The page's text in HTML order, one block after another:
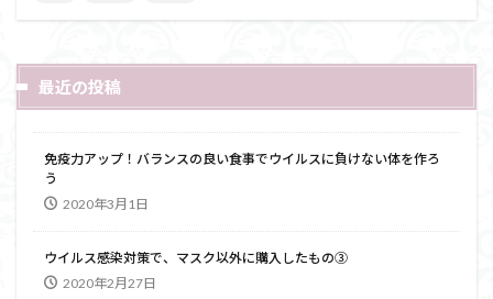
最近の投稿
免疫力アップ！バランスの良い食事でウイルスに負けない体を作ろ
う
2020年3月1日
ウイルス感染対策で、マスク以外に購入したもの③
2020年2月27日